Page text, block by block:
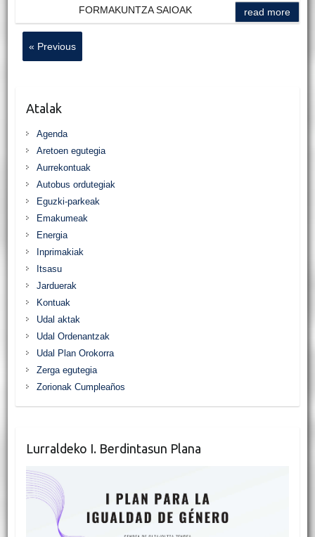
FORMAKUNTZA SAIOAK read more
« Previous
Atalak
Agenda
Aretoen egutegia
Aurrekontuak
Autobus ordutegiak
Eguzki-parkeak
Emakumeak
Energia
Inprimakiak
Itsasu
Jarduerak
Kontuak
Udal aktak
Udal Ordenantzak
Udal Plan Orokorra
Zerga egutegia
Zorionak Cumpleaños
Lurraldeko I. Berdintasun Plana